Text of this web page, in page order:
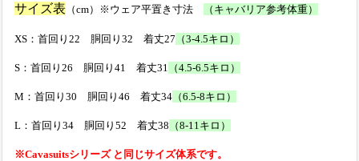
サイズ表 （cm）※ウェア平置き寸法 （キャバリア参考体重）
XS：首回り22 胴回り32 着丈27 （3-4.5キロ）
S：首回り26 胴回り41 着丈31 （4.5-6.5キロ）
M：首回り30 胴回り46 着丈34 （6.5-8キロ）
L：首回り34 胴回り52 着丈38 （8-11キロ）
※Cavasuitsシリーズ と同じサイズ体系です。